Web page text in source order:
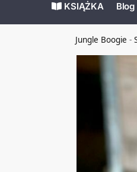
KSIĄŻKA Blog
Jungle Boogie -